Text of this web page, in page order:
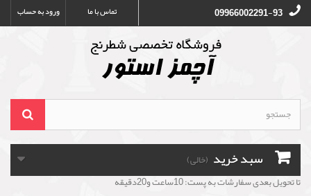
ورود به حساب تماس با ما 09966002291-93
سبد خرید (خالی)
تا تحویل بعدی سفارشات به پست: 10ساعت و20دقیقه